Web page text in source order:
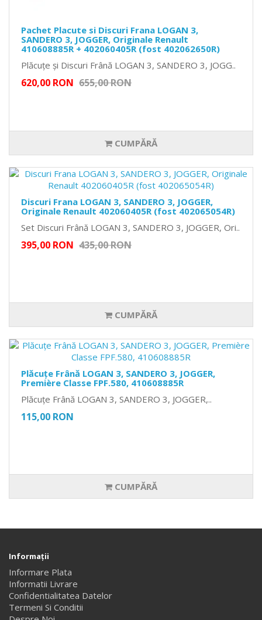
Pachet Placute si Discuri Frana LOGAN 3,
SANDERO 3, JOGGER, Originale Renault
410608885R + 402060405R (fost 402062650R)
Plăcuțe și Discuri Frână LOGAN 3, SANDERO 3, JOGG..
620,00 RON 655,00 RON
CUMPĂRĂ
Discuri Frana LOGAN 3, SANDERO 3, JOGGER,
Originale Renault 402060405R (fost 402065054R)
Set Discuri Frână LOGAN 3, SANDERO 3, JOGGER, Ori..
395,00 RON 435,00 RON
CUMPĂRĂ
Plăcuțe Frână LOGAN 3, SANDERO 3, JOGGER,
Première Classe FPF.580, 410608885R
Plăcuțe Frână LOGAN 3, SANDERO 3, JOGGER,..
115,00 RON
CUMPĂRĂ
Informaţii
Informare Plata
Informatii Livrare
Confidentialitatea Datelor
Termeni Si Conditii